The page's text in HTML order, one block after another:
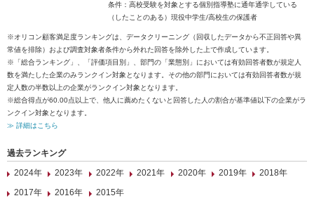
条件：高校受験を対象とする個別指導塾に通年通学している
（したことのある）現役中学生/高校生の保護者
※オリコン顧客満足度ランキングは、データクリーニング（回収したデータから不正回答や異
常値を排除）および調査対象者条件から外れた回答を除外した上で作成しています。
※「総合ランキング」、「評価項目別」、部門の「業態別」においては有効回答者数が規定人
数を満たした企業のみランクイン対象となります。その他の部門においては有効回答者数が規
定人数の半数以上の企業がランクイン対象となります。
※総合得点が60.00点以上で、他人に薦めたくないと回答した人の割合が基準値以下の企業がラ
ンクイン対象となります。
≫ 詳細はこちら
過去ランキング
2024年
2023年 2022年 2021年 2020年 2019年
2018年
2017年
2016年 2015年